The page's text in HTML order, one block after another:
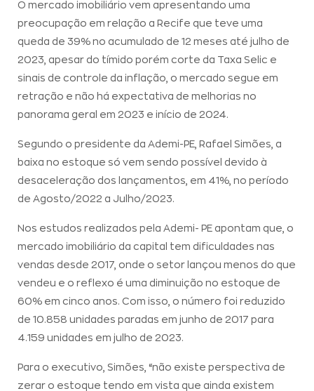
O mercado imobiliário vem apresentando uma
preocupação em relação a Recife que teve uma
queda de 39% no acumulado de 12 meses até julho de
2023, apesar do tímido porém corte da Taxa Selic e
sinais de controle da inflação, o mercado segue em
retração e não há expectativa de melhorias no
panorama geral em 2023 e início de 2024.
Segundo o presidente da Ademi-PE, Rafael Simões, a
baixa no estoque só vem sendo possível devido à
desaceleração dos lançamentos, em 41%, no período
de Agosto/2022 a Julho/2023.
Nos estudos realizados pela Ademi- PE apontam que, o
mercado imobiliário da capital tem dificuldades nas
vendas desde 2017, onde o setor lançou menos do que
vendeu e o reflexo é uma diminuição no estoque de
60% em cinco anos. Com isso, o número foi reduzido
de 10.858 unidades paradas em junho de 2017 para
4.159 unidades em julho de 2023.
Para o executivo, Simões, “não existe perspectiva de
zerar o estoque tendo em vista que ainda existem